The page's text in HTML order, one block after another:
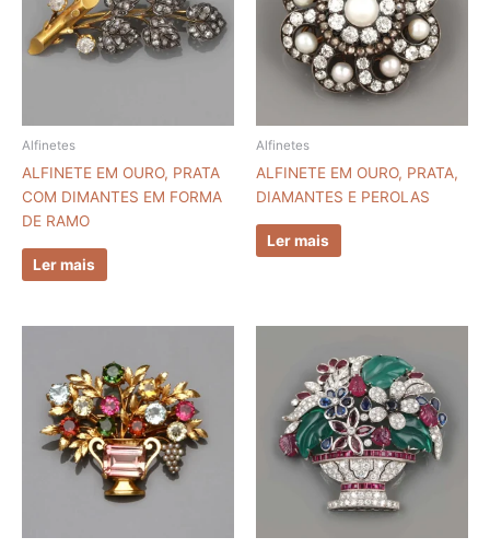
Alfinetes
ALFINETE EM OURO, PRATA
COM DIMANTES EM FORMA
DE RAMO
Ler mais
Alfinetes
ALFINETE EM OURO, PRATA,
DIAMANTES E PEROLAS
Ler mais